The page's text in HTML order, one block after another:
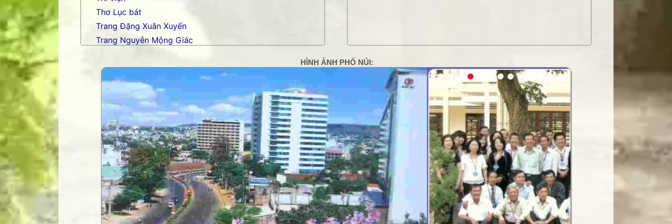
Thơ Lục bát
Trang Đặng Xuân Xuyến
Trang Nguyễn Mộng Giác
Trang Phạm Duy
Trang thơ Hoàng Nguyên Chương
Trang thơ Thụy Du
Trang thơ+ Luân Hoán
Trang VHNT Thanh niên
Truyện.com
Văn chương Việt
HÌNH ẢNH PHỐ NÚI: